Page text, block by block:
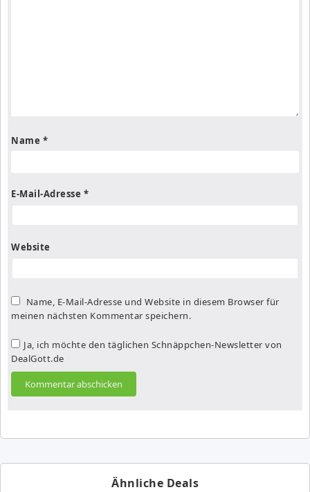
Name *
E-Mail-Adresse *
Website
Name, E-Mail-Adresse und Website in diesem Browser für
meinen nächsten Kommentar speichern.
Ja, ich möchte den täglichen Schnäppchen-Newsletter von
DealGott.de
Ähnliche Deals